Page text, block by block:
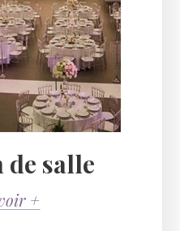
salle
+